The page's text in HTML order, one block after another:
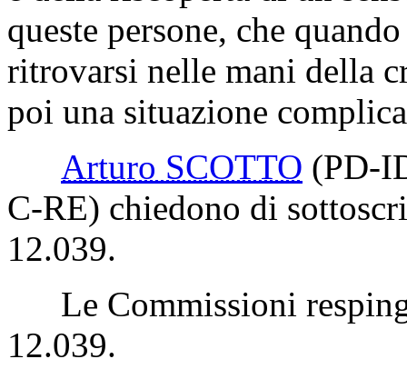
queste persone, che
ritrovarsi nelle mani della
poi una situazione
Arturo SCOTTO (PD-
C-RE) chiedono di
12.039.
Le Commissioni
12.039.